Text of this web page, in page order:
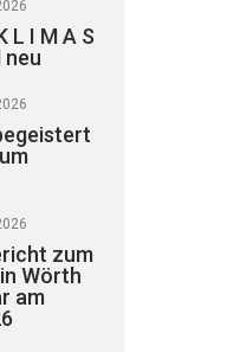
L I M A S
neu
zum
in Wörth
am